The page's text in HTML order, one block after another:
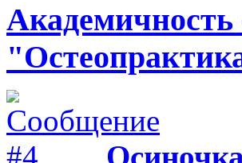
Академичность